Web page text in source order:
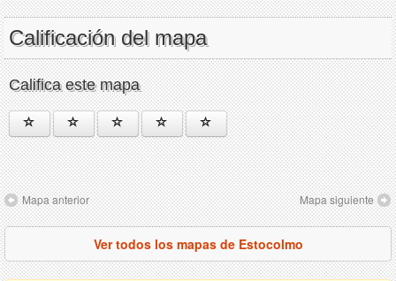
Calificación del mapa
Califica este mapa
Mapa anterior Mapa siguiente
Ver todos los mapas de Estocolmo